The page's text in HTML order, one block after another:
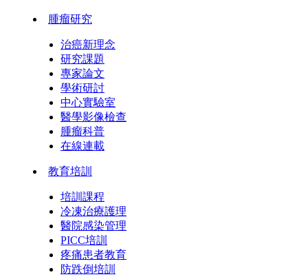
腫瘤研究
治癌新理念
研究課題
專家論文
學術研討
中心實驗室
醫學影像檢查
腫瘤科普
在線連載
教育培訓
培訓課程
冷凍治療護理
醫院感染管理
PICC培訓
疼痛患者教育
防跌倒培訓